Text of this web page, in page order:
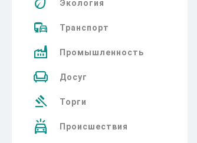
Экология
Транспорт
Промышленность
Досуг
Торги
Происшествия